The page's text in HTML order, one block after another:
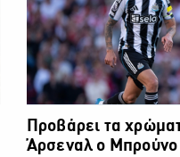
Προβάρει τα
Άρσεναλ ο Μπρούνο